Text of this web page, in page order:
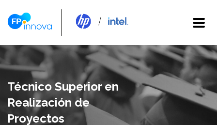
Técnico Superior en
Realización de
Proyectos